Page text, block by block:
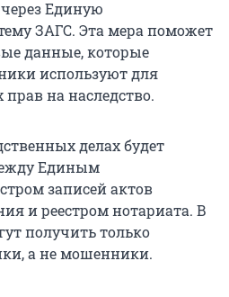
Единую
ЗАГС. Эта мера поможет
данные, которые
используют для
на наследство.
делах будет
Единым
записей актов
и реестром нотариата. В
получить только
а не мошенники.